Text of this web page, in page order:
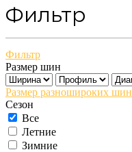
Фильтр
Фильтр
Размер шин
Размер разношироких шин
Сезон
Все
Летние
Зимние